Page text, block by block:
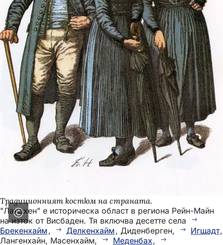
Традиционният костюм на страната.
"Ландхен" е историческа област в региона Рейн-Майн
на изток от Висбаден. Тя включва десетте села
Брекенхайм , Делкенхайм , Диденберген, Игщадт,
Лангенхайн, Масенхайм,
Меденбах,